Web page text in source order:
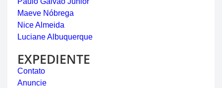
Maeve Nóbrega
Nice Almeida
Luciane Albuquerque
EXPEDIENTE
Contato
Anuncie